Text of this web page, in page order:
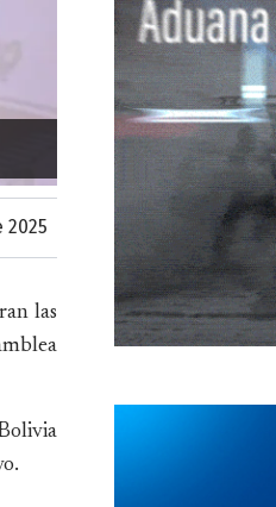
2025
las